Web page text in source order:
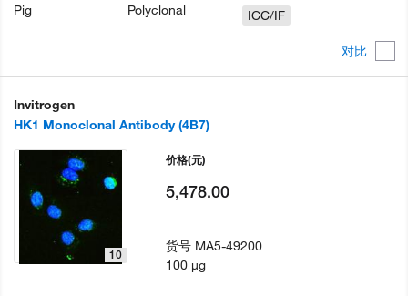
对比
Pig
Polyclonal
ICC/IF
Invitrogen
HK1 Monoclonal Antibody (4B7)
10
价格(元)
5,478.00
货号 MA5-49200
100 µg